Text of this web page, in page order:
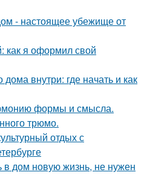
- настоящее убежище от
как я оформил свой
внутри: где начать и как
формы и смысла.
трюмо.
отдых с
в дом новую жизнь, не нужен